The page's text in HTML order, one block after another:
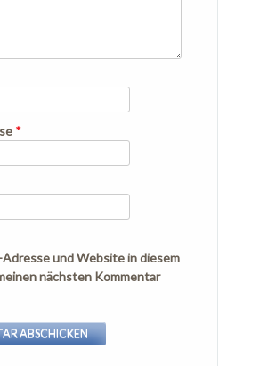
*
Adresse und Website in diesem
nächsten Kommentar